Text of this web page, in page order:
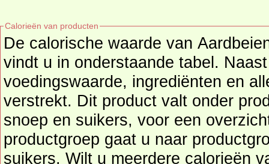
Calorieën van producten
De calorische waarde van
vindt u in onderstaande tabel. Naast de
voedingswaarde, ingrediënten en
verstrekt. Dit product valt onder
snoep en suikers, voor een overzicht van producten uit deze
productgroep gaat u naar
suikers. Wilt u meerdere calorieën